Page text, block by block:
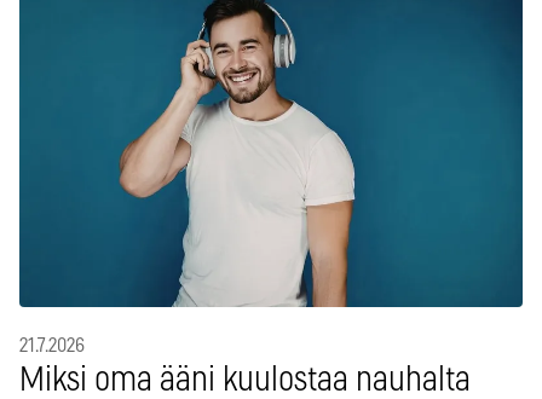
21.7.2026
Miksi oma ääni kuulostaa nauhalta